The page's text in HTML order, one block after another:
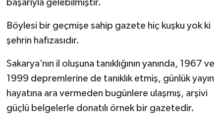
başarıyla gelebilmiştir.
Böylesi bir geçmişe sahip gazete hiç kuşku yok ki
şehrin hafızasıdır.
Sakarya’nın il oluşuna tanıklığının yanında, 1967 ve
1999 depremlerine de tanıklık etmiş, günlük yayın
hayatına ara vermeden bugünlere ulaşmış, arşivi
güçlü belgelerle donatılı örnek bir gazetedir.